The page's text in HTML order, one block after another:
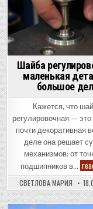
Posted
in
Шайба
маленькая
большое
Кажется, что
регулировочная — это
почти декоративная
деле она решает
механизмов: от
подшипников в…
СВЕТЛОВА МАРИЯ